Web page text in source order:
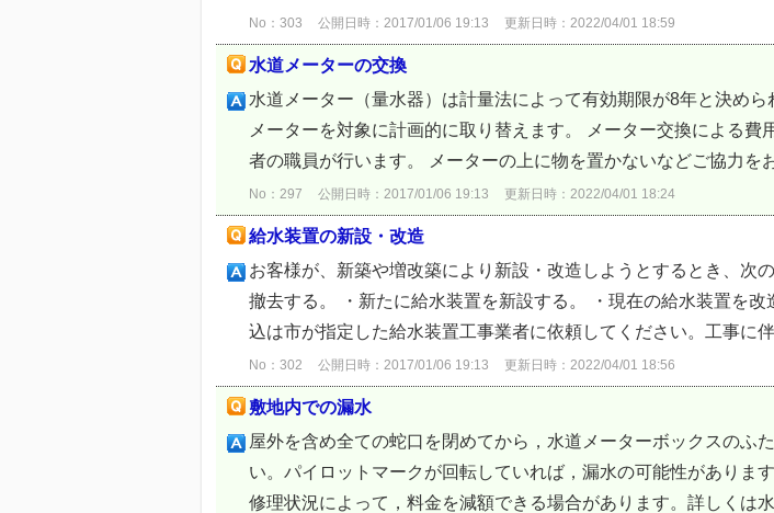
No：303 公開日時：2017/01/06 19:13 更新日時：2022/04/01 18:59
水道メーターの交換
水道メーター（量水器）は計量法によって有効期限が8年と決め
メーターを対象に計画的に取り替えます。 メーター交換による
者の職員が行います。 メーターの上に物を置かないなどご協力を
No：297 公開日時：2017/01/06 19:13 更新日時：2022/04/01 18:24
給水装置の新設・改造
お客様が、新築や増改築により新設・改造しようとするとき、次
撤去する。 ・新たに給水装置を新設する。 ・現在の給水装置を
込は市が指定した給水装置工事業者に依頼してください。工事に
No：302 公開日時：2017/01/06 19:13 更新日時：2022/04/01 18:56
敷地内での漏水
屋外を含め全ての蛇口を閉めてから，水道メーターボックスのふ
い。パイロットマークが回転していれば，漏水の可能性がありま
修理状況によって，料金を減額できる場合があります。詳しくは